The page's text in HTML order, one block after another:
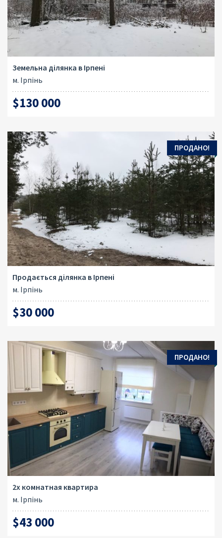
Земельна ділянка в Ірпені
м. Ірпінь
$130 000
ПРОДАНО!
Продається ділянка в Ірпені
м. Ірпінь
$30 000
ПРОДАНО!
2х комнатная квартира
м. Ірпінь
$43 000